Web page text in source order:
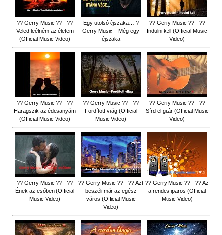
?? Gerry Music ?? - ??
Veled leélném az életem
(Official Music Video)
Egy utolsó éjszaka… ?
Gerry Music – Még egy
éjszaka
?? Gerry Music ?? - ??
Indulni kell (Official Music
Video)
?? Gerry Music ?? - ??
Haragszik az édesanyám
(Official Music Video)
?? Gerry Music ?? - ??
Fordított világ (Official
Music Video)
?? Gerry Music ?? - ??
Sírd el gitár (Official Music
Video)
?? Gerry Music ?? - ??
Ének az esőben (Official
Music Video)
?? Gerry Music ?? - ?? Azt
beszéli már az egész
város (Official Music
Video)
?? Gerry Music ?? - ?? Az
a rendes iparos (Official
Music Video)